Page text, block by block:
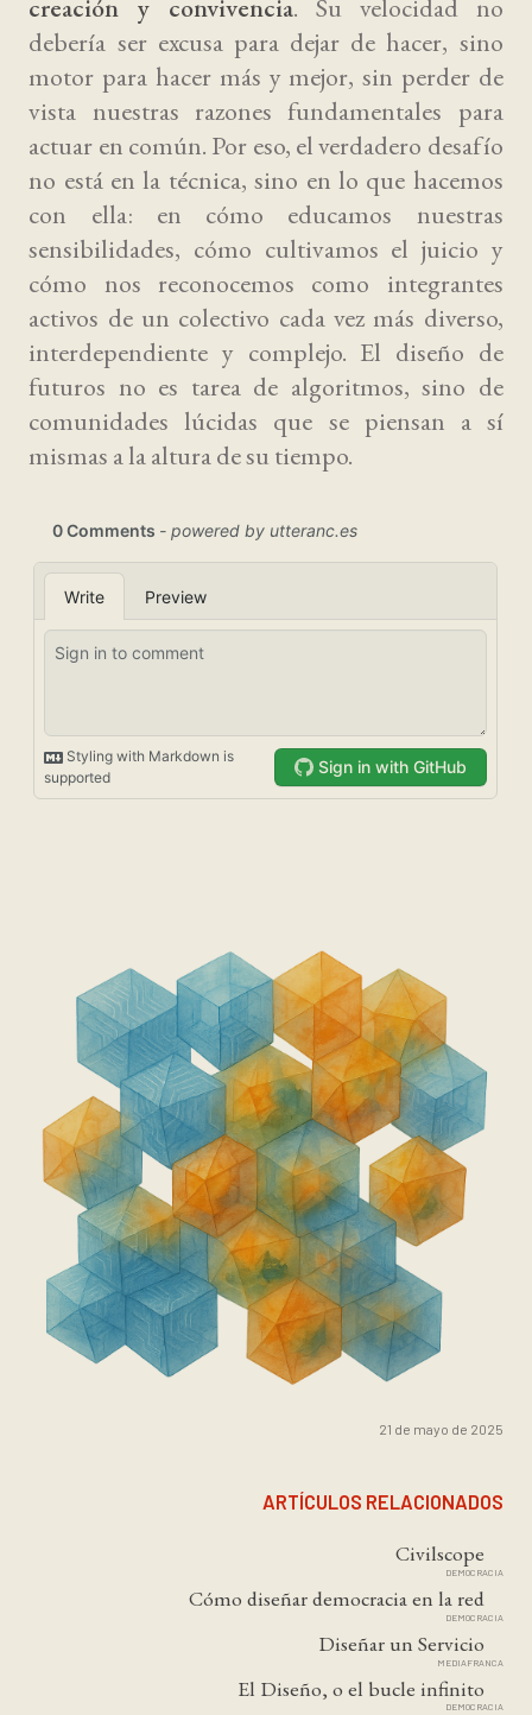
21 de mayo de 2025
ARTÍCULOS RELACIONADOS
Civilscope
DEMOCRACIA
Cómo diseñar democracia en la red
DEMOCRACIA
Diseñar un Servicio
MEDIAFRANCA
El Diseño, o el bucle infinito
DEMOCRACIA
creación y convivencia. Su velocidad no
debería ser excusa para dejar de hacer, sino
motor para hacer más y mejor, sin perder de
vista nuestras razones fundamentales para
actuar en común. Por eso, el verdadero desafío
no está en la técnica, sino en lo que hacemos
con ella: en cómo educamos nuestras
sensibilidades, cómo cultivamos el juicio y
cómo nos reconocemos como integrantes
activos de un colectivo cada vez más diverso,
interdependiente y complejo. El diseño de
futuros no es tarea de algoritmos, sino de
comunidades lúcidas que se piensan a sí
mismas a la altura de su tiempo.